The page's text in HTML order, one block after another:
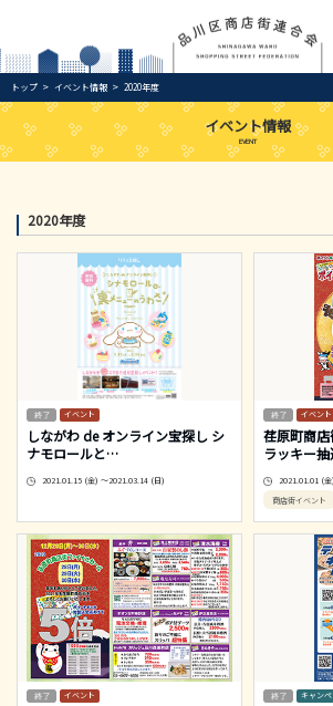
トップ イベント情報 2020年度
イベント情報
EVENT
2020年度
イベント
しながわ de オンライン宝探し シ
ナモロールと…
2021.01.15 (金) ～2021.03.14 (日)
イベント
荏原町商
ラッキー
2021.01.01 (
商店街イベント
イベント キャン